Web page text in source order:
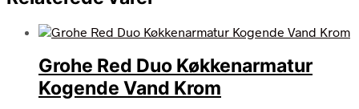
Grohe Red Duo Køkkenarmatur
Kogende Vand Krom